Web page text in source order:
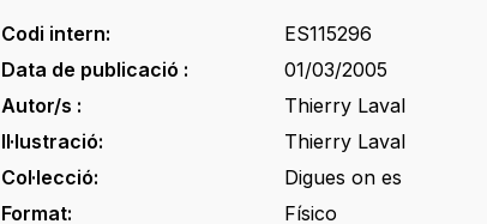
Codi intern:
ES115296
Data de publicació :
01/03/2005
Autor/s :
Thierry Laval
Il·lustració:
Thierry Laval
Col·lecció:
Digues on es
Format:
Físico